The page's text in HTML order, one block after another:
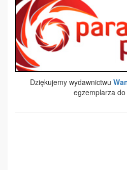
Dziękujemy wydawnictwu
egzemplarza